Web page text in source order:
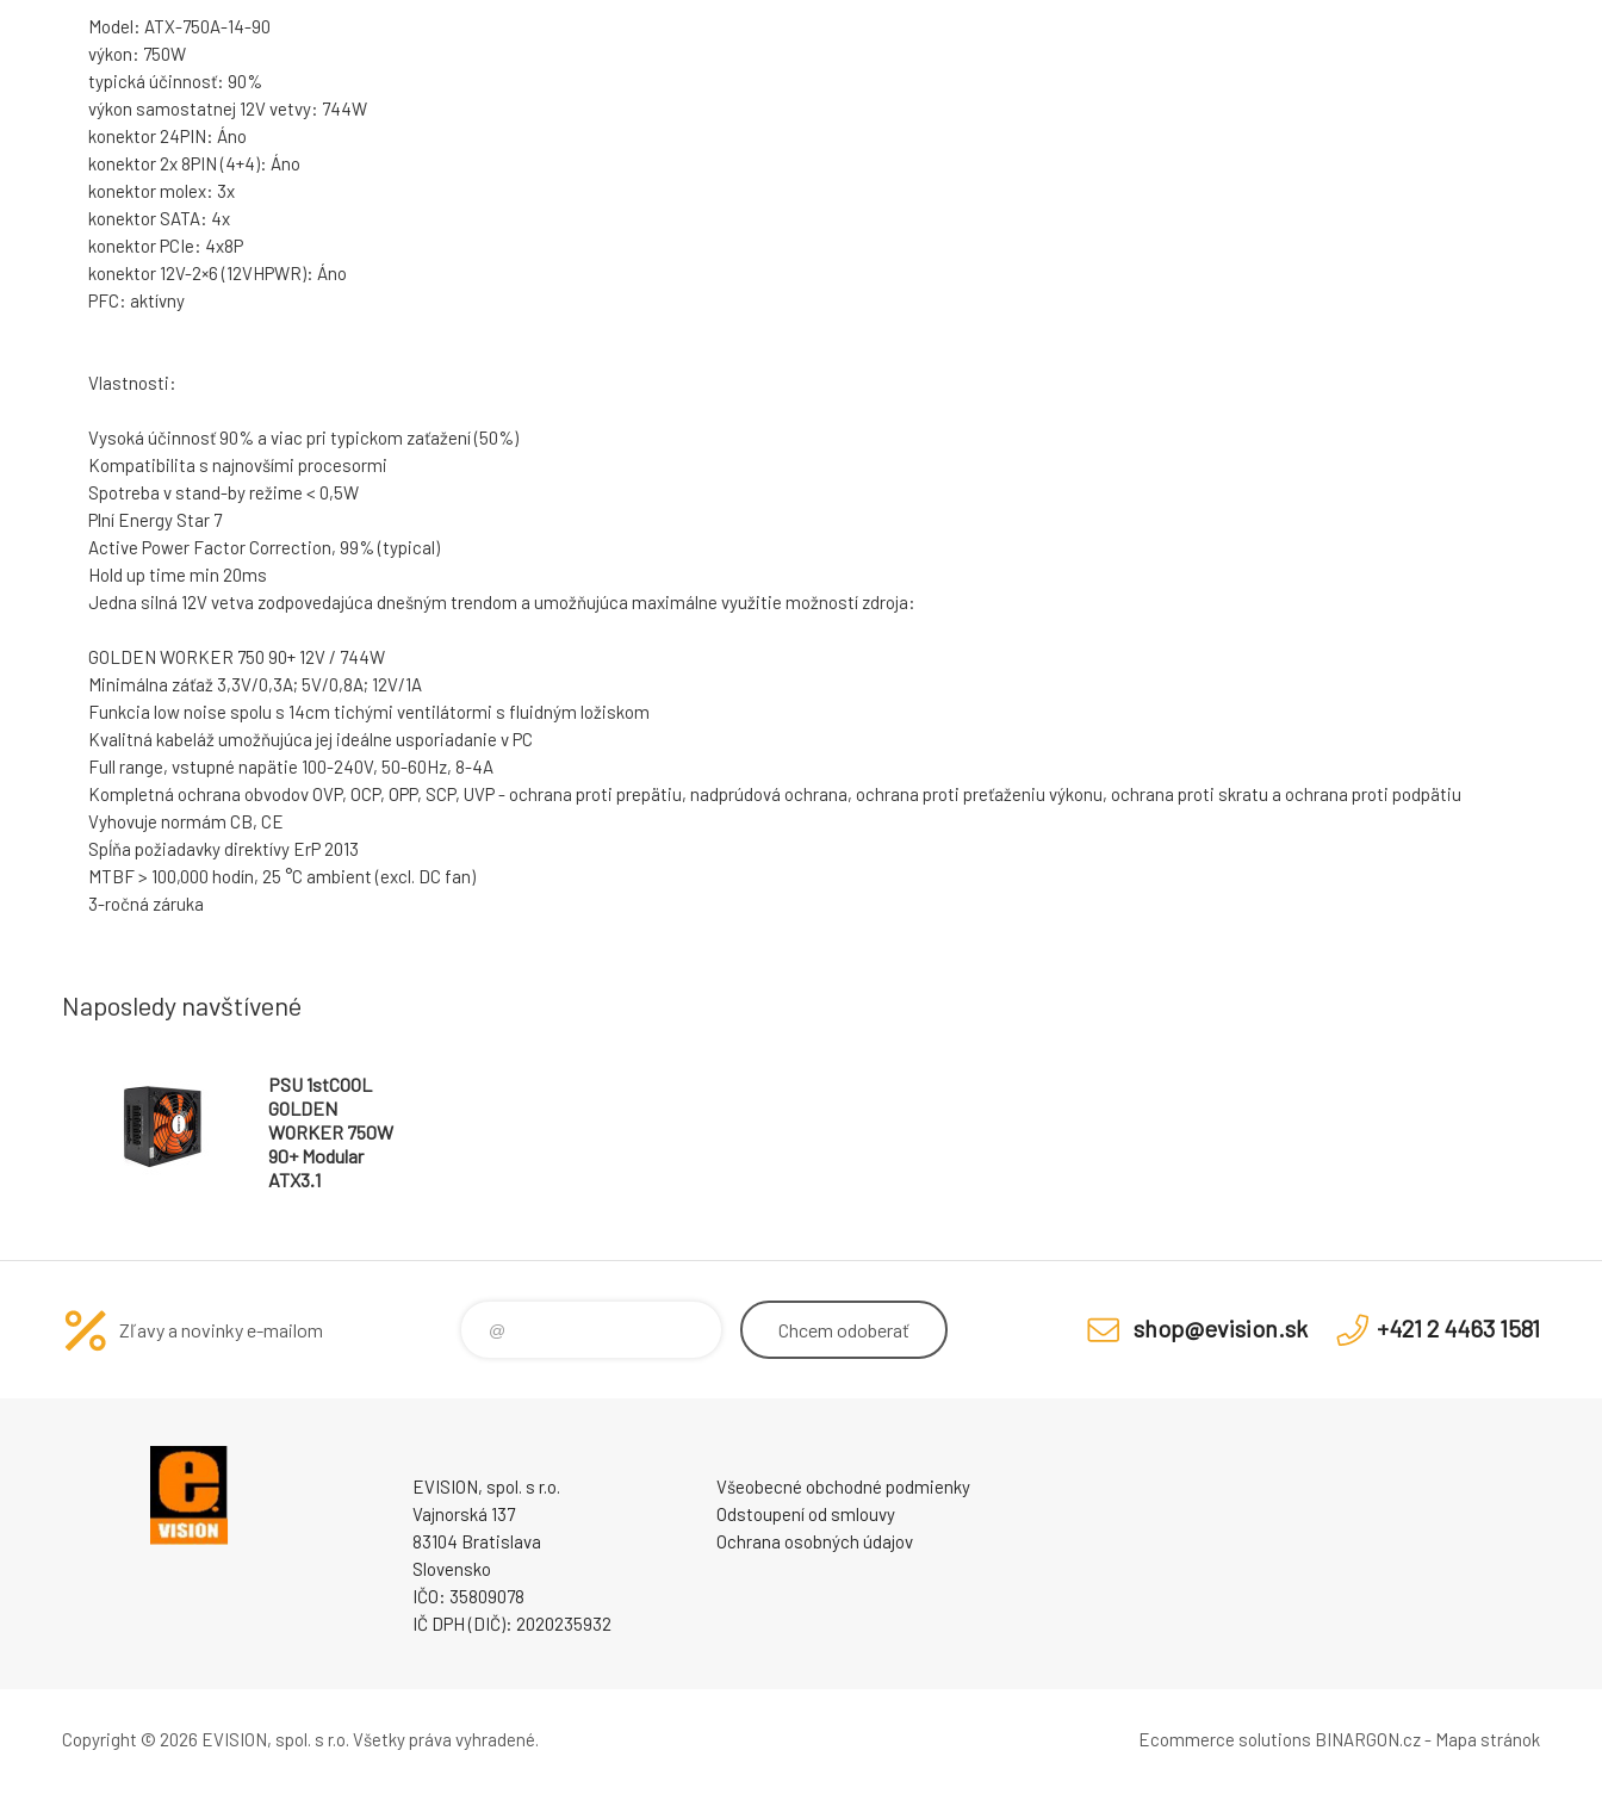
Model: ATX-750A-14-90
výkon: 750W
typická účinnosť: 90%
výkon samostatnej 12V vetvy: 744W
konektor 24PIN: Áno
konektor 2x 8PIN (4+4): Áno
konektor molex: 3x
konektor SATA: 4x
konektor PCIe: 4x8P
konektor 12V-2×6 (12VHPWR): Áno
PFC: aktívny
Vlastnosti:
Vysoká účinnosť 90% a viac pri typickom zaťažení (50%)
Kompatibilita s najnovšími procesormi
Spotreba v stand-by režime < 0,5W
Plní Energy Star 7
Active Power Factor Correction, 99% (typical)
Hold up time min 20ms
Jedna silná 12V vetva zodpovedajúca dnešným trendom a umožňujúca maximálne využitie možností zdroja:
GOLDEN WORKER 750 90+ 12V / 744W
Minimálna záťaž 3,3V/0,3A; 5V/0,8A; 12V/1A
Funkcia low noise spolu s 14cm tichými ventilátormi s fluidným ložiskom
Kvalitná kabeláž umožňujúca jej ideálne usporiadanie v PC
Full range, vstupné napätie 100-240V, 50-60Hz, 8-4A
Kompletná ochrana obvodov OVP, OCP, OPP, SCP, UVP - ochrana proti prepätiu, nadprúdová ochrana, ochrana proti preťaženiu výkonu, ochrana proti skratu a ochrana proti podpätiu
Vyhovuje normám CB, CE
Spĺňa požiadavky direktívy ErP 2013
MTBF > 100,000 hodín, 25 °C ambient (excl. DC fan)
3-ročná záruka
Naposledy navštívené
PSU 1stCOOL
GOLDEN
WORKER 750W
90+ Modular
ATX3.1
Zľavy a novinky e-mailom Chcem odoberať shop@evision.sk +421 2 4463 1581
EVISION, spol. s r.o.
Vajnorská 137
83104 Bratislava
Slovensko
IČO: 35809078
IČ DPH (DIČ): 2020235932
Všeobecné obchodné podmienky
Odstoupení od smlouvy
Ochrana osobných údajov
Copyright © 2026 EVISION, spol. s r.o. Všetky práva vyhradené. Ecommerce solutions BINARGON.cz- Mapa stránok